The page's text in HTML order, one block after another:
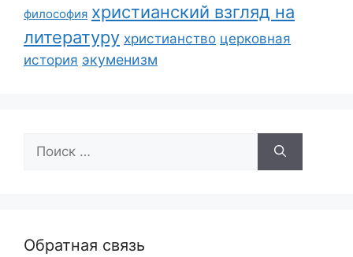
философия христианский взгляд на
литературу христианство церковная
история экуменизм
Обратная связь